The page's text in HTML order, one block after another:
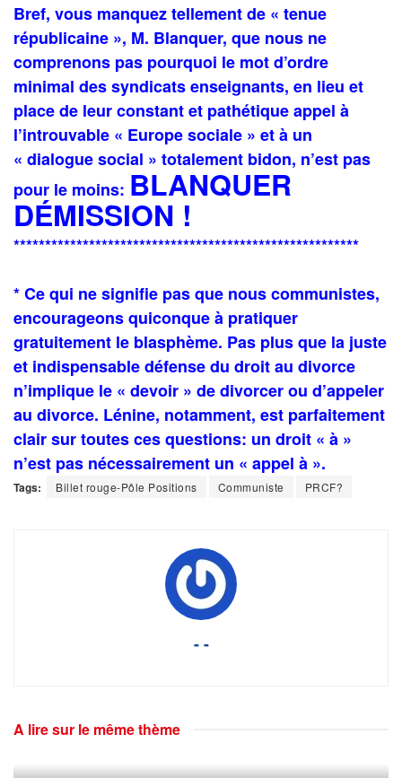
Bref, vous manquez tellement de « tenue
républicaine », M. Blanquer, que nous ne
comprenons pas pourquoi le mot d’ordre
minimal des syndicats enseignants, en lieu et
place de leur constant et pathétique appel à
l’introuvable « Europe sociale » et à un
« dialogue social » totalement bidon, n’est pas
pour le moins: BLANQUER
DÉMISSION !
*******************************************************
* Ce qui ne signifie pas que nous communistes,
encourageons quiconque à pratiquer
gratuitement le blasphème. Pas plus que la juste
et indispensable défense du droit au divorce
n’implique le « devoir » de divorcer ou d’appeler
au divorce. Lénine, notamment, est parfaitement
clair sur toutes ces questions: un droit « à »
n’est pas nécessairement un « appel à ».
Tags: Billet rouge-Pôle Positions Communiste PRCF?
- -
A lire sur le même thème